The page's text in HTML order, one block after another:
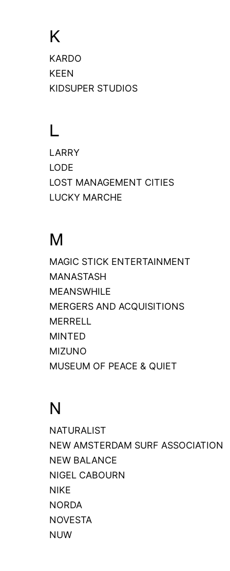
K
KARDO
KEEN
KIDSUPER STUDIOS
L
LARRY
LODE
LOST MANAGEMENT CITIES
LUCKY MARCHE
M
MAGIC STICK ENTERTAINMENT
MANASTASH
MEANSWHILE
MERGERS AND ACQUISITIONS
MERRELL
MINTED
MIZUNO
MUSEUM OF PEACE & QUIET
N
NATURALIST
NEW AMSTERDAM SURF ASSOCIATION
NEW BALANCE
NIGEL CABOURN
NIKE
NORDA
NOVESTA
NUW